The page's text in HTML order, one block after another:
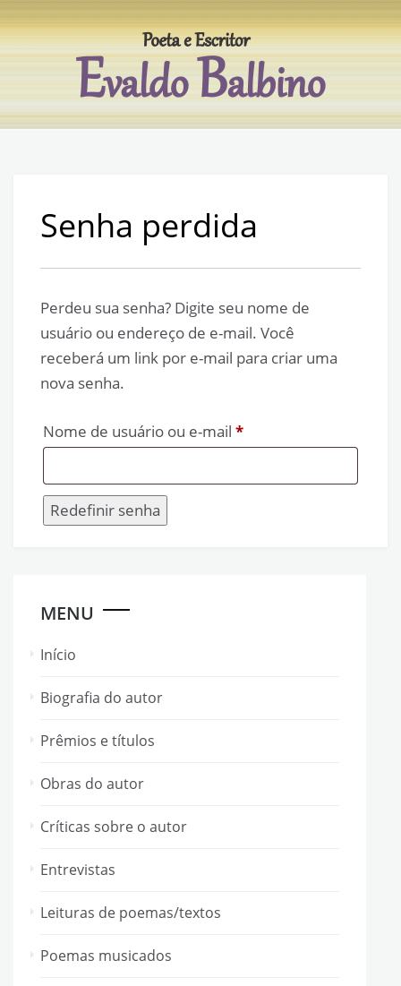
to
content
Poeta e escritor
Senha perdida
Perdeu sua senha? Digite seu nome de
usuário ou endereço de e-mail. Você
receberá um link por e-mail para criar uma
nova senha.
Nome de usuário ou e-mail *Obrigatório
Redefinir senha
MENU
Início
Biografia do autor
Prêmios e títulos
Obras do autor
Críticas sobre o autor
Entrevistas
Leituras de poemas/textos
Poemas musicados